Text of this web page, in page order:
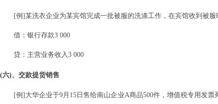
[例]某洗衣企业为某宾馆完成一批被服的洗涤工作，在宾馆收到被
借：银行存款3 000
贷：主营业务收入3 000
(六)、交款提货销售
[例]大华企业于9月15日售给南山企业A商品500件，增值税专用发